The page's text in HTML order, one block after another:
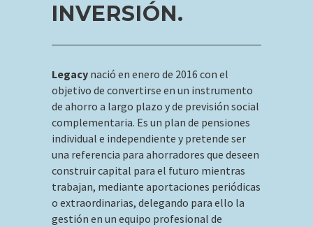
INVERSIÓN.
Legacy nació en enero de 2016 con el
objetivo de convertirse en un instrumento
de ahorro a largo plazo y de previsión social
complementaria. Es un plan de pensiones
individual e independiente y pretende ser
una referencia para ahorradores que deseen
construir capital para el futuro mientras
trabajan, mediante aportaciones periódicas
o extraordinarias, delegando para ello la
gestión en un equipo profesional de